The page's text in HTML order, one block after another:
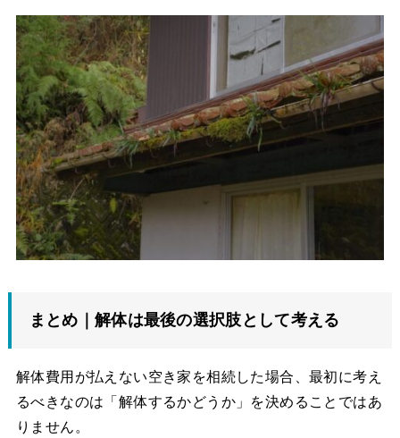
まとめ｜解体は最後の選択肢として考える
解体費用が払えない空き家を相続した場合、最初に考え
るべきなのは「解体するかどうか」を決めることではあ
りません。